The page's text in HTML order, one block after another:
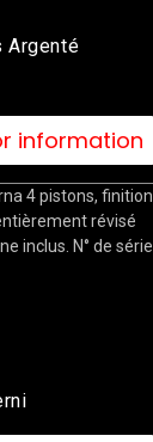
Argenté
information
4 pistons, finition
révisé
inclus. N° de série